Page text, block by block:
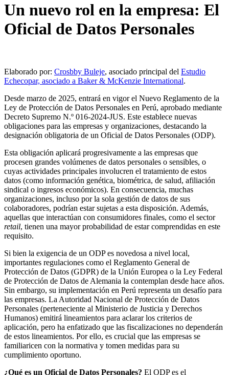
Un nuevo rol en la empresa: El
Oficial de Datos Personales
Elaborado por: Crosbby Buleje, asociado principal del Estudio
Echecopar, asociado a Baker & McKenzie International.
Desde marzo de 2025, entrará en vigor el Nuevo Reglamento de la
Ley de Protección de Datos Personales en Perú, aprobado mediante
Decreto Supremo N.º 016-2024-JUS. Este establece nuevas
obligaciones para las empresas y organizaciones, destacando la
designación obligatoria de un Oficial de Datos Personales (ODP).
Esta obligación aplicará progresivamente a las empresas que
procesen grandes volúmenes de datos personales o sensibles, o
cuyas actividades principales involucren el tratamiento de estos
datos (como información genética, biométrica, de salud, afiliación
sindical o ingresos económicos). En consecuencia, muchas
organizaciones, incluso por la sola gestión de datos de sus
colaboradores, podrían estar sujetas a esta disposición. Además,
aquellas que interactúan con consumidores finales, como el sector
retail, tienen una mayor probabilidad de estar comprendidas en este
requisito.
Si bien la exigencia de un ODP es novedosa a nivel local,
importantes regulaciones como el Reglamento General de
Protección de Datos (GDPR) de la Unión Europea o la Ley Federal
de Protección de Datos de Alemania la contemplan desde hace años.
Sin embargo, su implementación en Perú representa un desafío para
las empresas. La Autoridad Nacional de Protección de Datos
Personales (perteneciente al Ministerio de Justicia y Derechos
Humanos) emitirá lineamientos para aclarar los criterios de
aplicación, pero ha enfatizado que las fiscalizaciones no dependerán
de estos lineamientos. Por ello, es crucial que las empresas se
familiaricen con la normativa y tomen medidas para su
cumplimiento oportuno.
¿Qué es un Oficial de Datos Personales? El ODP es el